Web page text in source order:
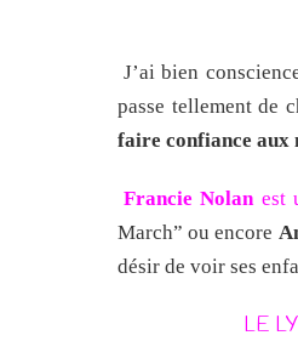
J’ai bien
passe tellement de
faire confiance aux
Francie Nolanest
March” ou encore
désir de voir ses
LE